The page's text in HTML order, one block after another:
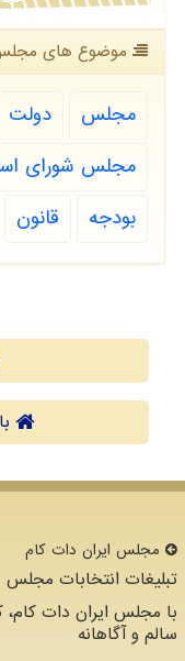
موضوع های
مجلس دولت
مجلس شورای
بودجه
قانون
مجلس ایران دات كام
تبلیغات انتخابات مجلس
با مجلس ایران دات کام،
سالم و آگاهانه